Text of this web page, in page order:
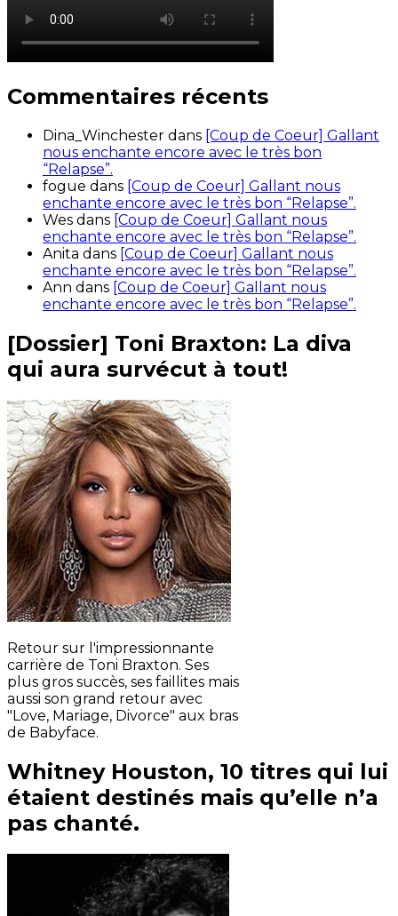
Commentaires récents
Dina_Winchester dans [Coup de Coeur] Gallant
nous enchante encore avec le très bon
“Relapse”.
fogue dans [Coup de Coeur] Gallant nous
enchante encore avec le très bon “Relapse”.
Wes dans [Coup de Coeur] Gallant nous
enchante encore avec le très bon “Relapse”.
Anita dans [Coup de Coeur] Gallant nous
enchante encore avec le très bon “Relapse”.
Ann dans [Coup de Coeur] Gallant nous
enchante encore avec le très bon “Relapse”.
[Dossier] Toni Braxton: La diva
qui aura survécut à tout!
Retour sur l'impressionnante
carrière de Toni Braxton. Ses
plus gros succès, ses faillites mais
aussi son grand retour avec
"Love, Mariage, Divorce" aux bras
de Babyface.
Whitney Houston, 10 titres qui lui
étaient destinés mais qu’elle n’a
pas chanté.